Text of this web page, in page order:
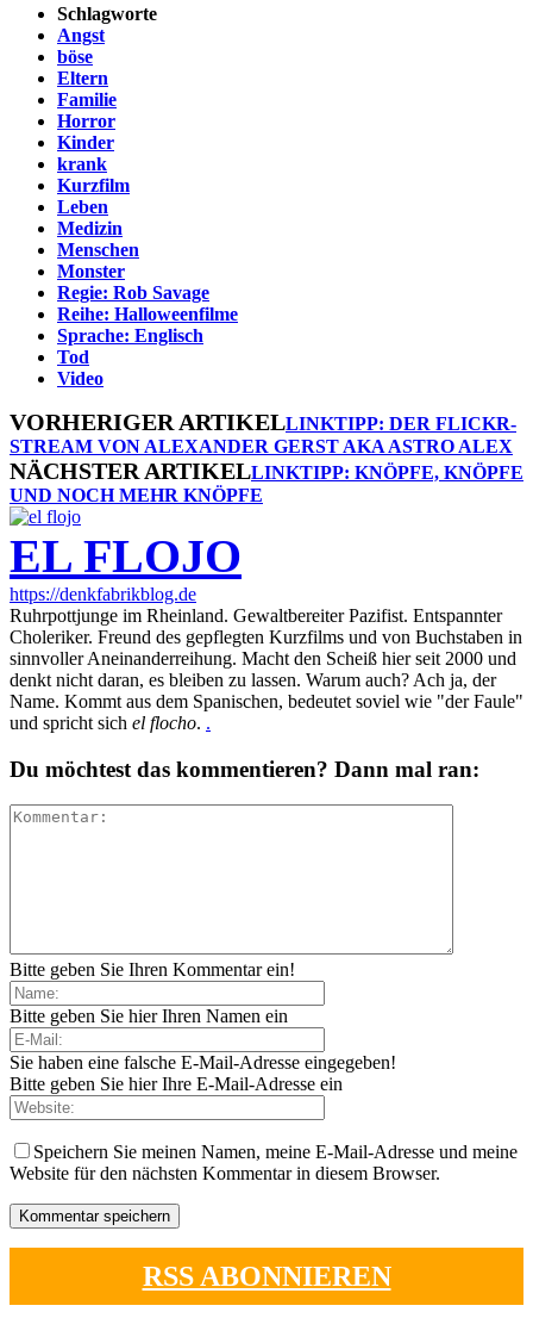
Schlagworte
Angst
böse
Eltern
Familie
Horror
Kinder
krank
Kurzfilm
Leben
Medizin
Menschen
Monster
Regie: Rob Savage
Reihe: Halloweenfilme
Sprache: Englisch
Tod
Video
VORHERIGER ARTIKELLINKTIPP: DER FLICKR-
STREAM VON ALEXANDER GERST AKA ASTRO ALEX
NÄCHSTER ARTIKELLINKTIPP: KNÖPFE, KNÖPFE
UND NOCH MEHR KNÖPFE
EL FLOJO
https://denkfabrikblog.de
Ruhrpottjunge im Rheinland. Gewaltbereiter Pazifist. Entspannter
Choleriker. Freund des gepflegten Kurzfilms und von Buchstaben in
sinnvoller Aneinanderreihung. Macht den Scheiß hier seit 2000 und
denkt nicht daran, es bleiben zu lassen. Warum auch? Ach ja, der
Name. Kommt aus dem Spanischen, bedeutet soviel wie "der Faule"
und spricht sich el flocho. .
Du möchtest das kommentieren? Dann mal ran:
Bitte geben Sie Ihren Kommentar ein!
Bitte geben Sie hier Ihren Namen ein
Sie haben eine falsche E-Mail-Adresse eingegeben!
Bitte geben Sie hier Ihre E-Mail-Adresse ein
Speichern Sie meinen Namen, meine E-Mail-Adresse und meine
Website für den nächsten Kommentar in diesem Browser.
RSS ABONNIEREN